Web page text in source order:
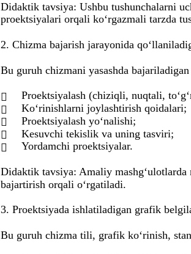
Didaktik tavsiya: Ushbu tushunchalarni
proektsiyalari orqali ko‘rgazmali tarzda
2. Chizma bajarish jarayonida
Bu guruh chizmani yasashda

Proektsiyalash (chiziqli, nuqtali,

Ko‘rinishlarni joylashtirish qoidalari;

Proektsiyalash yo‘nalishi;

Kesuvchi tekislik va uning tasviri;

Yordamchi proektsiyalar.
Didaktik tavsiya: Amaliy
bajartirish orqali o‘rgatiladi.
3. Proektsiyada ishlatiladigan grafik
Bu guruh chizma tili, grafik ko‘rinish,